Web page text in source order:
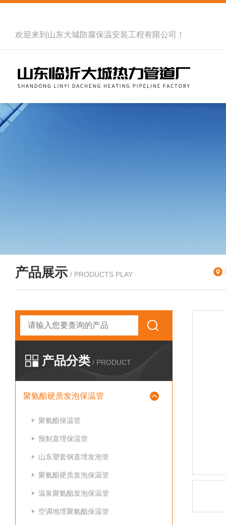
欢迎来到 山东大城防腐保温安装工程有限公司 ！
产品展示 / PRODUCTS PLAY
产品分类 / PRODUCT
聚氨酯硬质发泡保温管
聚氨酯保温管
预制直埋保温管
山东塑套钢直埋发泡管
聚氨酯硬质发泡保温管
温泉聚氨酯发泡保温管
空调地埋聚氨酯保温管